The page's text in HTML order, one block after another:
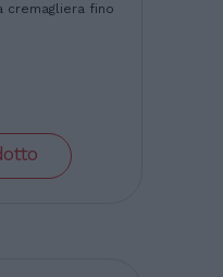
cremagliera fino